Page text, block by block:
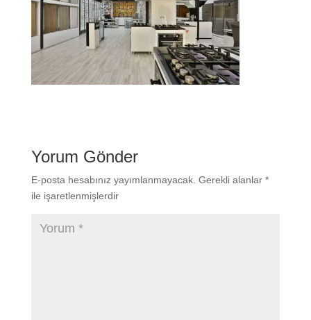
Yorum Gönder
E-posta hesabınız yayımlanmayacak. Gerekli alanlar *
ile işaretlenmişlerdir